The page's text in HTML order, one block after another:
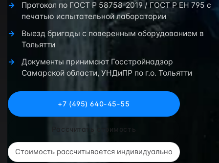
Протокол по ГОСТ Р 58758-2019 / ГОСТ Р ЕН 795 с
печатью испытательной лаборатории
Выезд бригады с поверенным оборудованием в
Тольятти
Документы принимают Госстройнадзор
Самарской области, УНДиПР по г.о. Тольятти
+7 (495) 640-45-55
Рассчитать стоимость
Стоимость рассчитывается индивидуально